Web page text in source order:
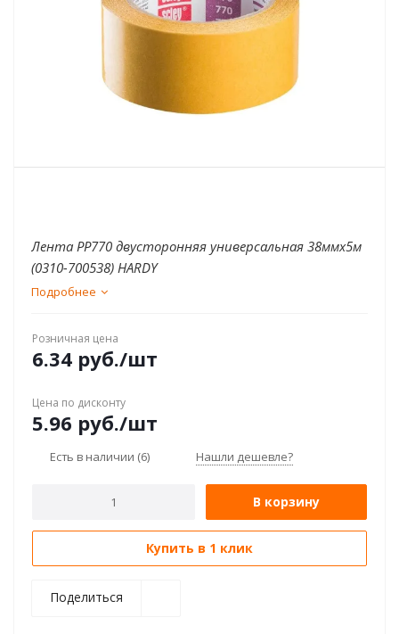
Лента PP770 двусторонняя универсальная 38ммx5м
(0310-700538) HARDY
Подробнее
Розничная цена
6.34 руб./шт
Цена по дисконту
5.96 руб./шт
Есть в наличии (6) Нашли дешевле?
В корзину
Купить в 1 клик
Поделиться